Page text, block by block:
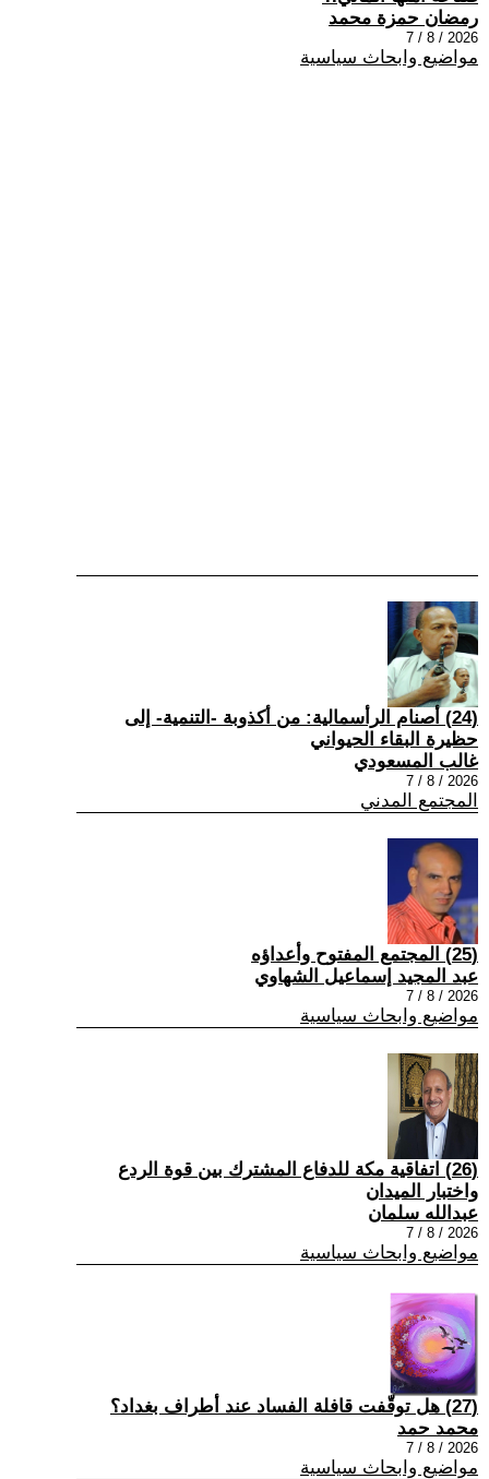
رمضان حمزة محمد
2026 / 8 / 7
مواضيع وابحاث سياسية
(24) أصنام الرأسمالية: من أكذوبة -التنمية- إلى
حظيرة البقاء الحيواني
غالب المسعودي
2026 / 8 / 7
المجتمع المدني
(25) المجتمع المفتوح وأعداؤه
عبد المجيد إسماعيل الشهاوي
2026 / 8 / 7
مواضيع وابحاث سياسية
(26) اتفاقية مكة للدفاع المشترك بين قوة الردع
واختبار الميدان
عبدالله سلمان
2026 / 8 / 7
مواضيع وابحاث سياسية
(27) هل توقّفت قافلة الفساد عند أطراف بغداد؟
محمد حمد
2026 / 8 / 7
مواضيع وابحاث سياسية